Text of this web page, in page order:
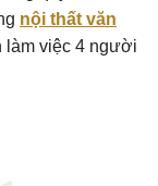
nội thất văn
làm việc 4 người